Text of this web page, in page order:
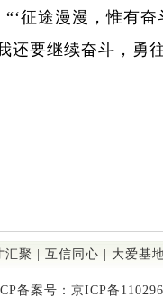
征途漫漫，惟有
要继续奋斗，勇
汇聚 互信同心 大爱基
备案号： 京ICP备